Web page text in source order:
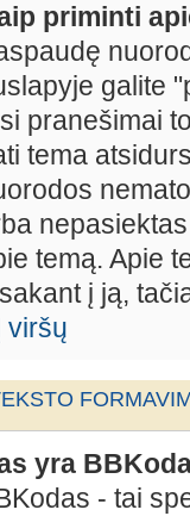
priminti
galite
pranešimai
tema
temą. Apie
į ją,
viršų
yra
- tai